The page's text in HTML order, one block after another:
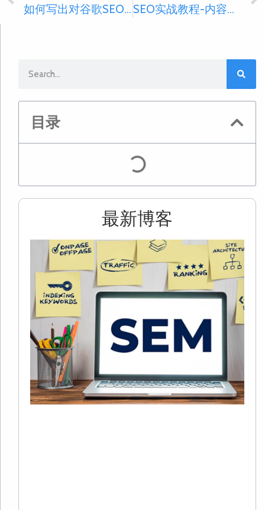
如何写出对谷歌SEO友好的文章? SEO实战教程-内容营销
目录
最新博客